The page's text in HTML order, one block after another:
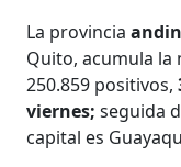
La provincia
Quito, acumula la
250.859 positivos,
viernes; seguida
capital es